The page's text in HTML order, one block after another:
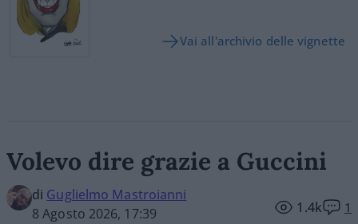
Vai all'archivio delle vignette
Volevo dire grazie a Guccini
di Guglielmo Mastroianni
8 Agosto 2026, 17:39
1.4k 1